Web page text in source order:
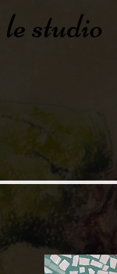
le studio